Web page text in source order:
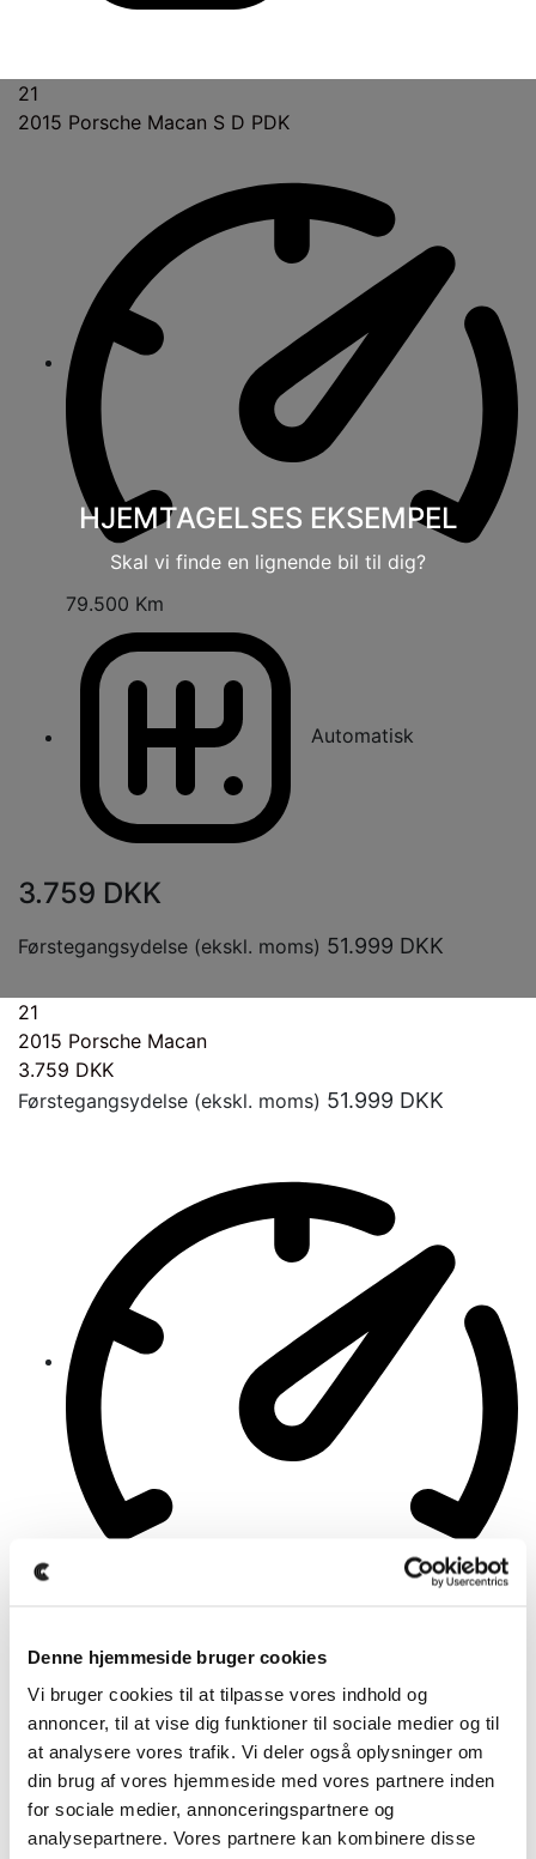
Denne hjemmeside bruger cookies
Vi bruger cookies til at tilpasse vores indhold og
annoncer, til at vise dig funktioner til sociale medier og til
at analysere vores trafik. Vi deler også oplysninger om
din brug af vores hjemmeside med vores partnere inden
for sociale medier, annonceringspartnere og
analysepartnere. Vores partnere kan kombinere disse
21
HJEMTAGELSES EKSEMPEL
Skal vi finde en lignende bil til dig?
2015 Porsche Macan S D PDK
79.500 Km
Automatisk
3.759 DKK
Førstegangsydelse (ekskl. moms) 51.999 DKK
21
2015 Porsche Macan
3.759 DKK
Førstegangsydelse (ekskl. moms) 51.999 DKK
Automatisk